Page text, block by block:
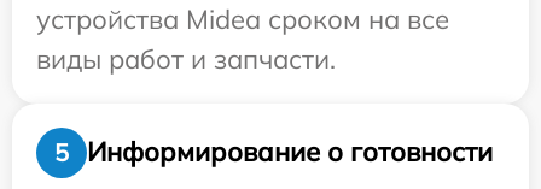
устройства Midea сроком на все
виды работ и запчасти.
5
Информирование о готовности